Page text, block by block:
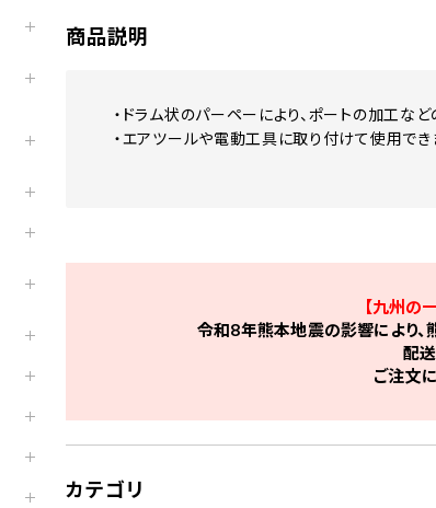
商品説明
・ドラム状のパーペーにより、ポートの加工な
・エアツールや電動工具に取り付けて使用でき
【九州の
令和8年熊本地震の影響により、
配
ご注文
カテゴリ